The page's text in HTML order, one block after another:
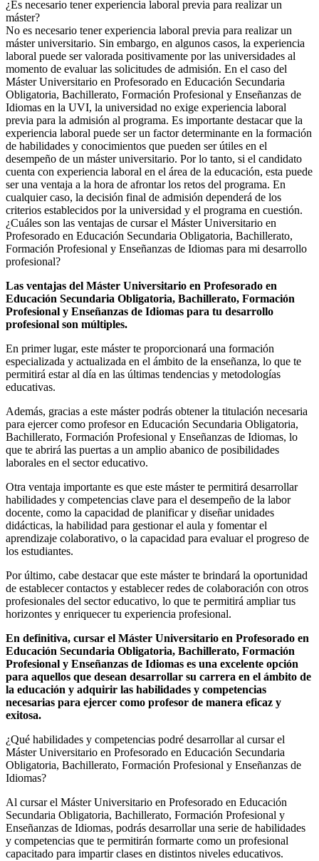
¿Es necesario tener experiencia laboral previa para realizar un
máster?
No es necesario tener experiencia laboral previa para realizar un
máster universitario. Sin embargo, en algunos casos, la experiencia
laboral puede ser valorada positivamente por las universidades al
momento de evaluar las solicitudes de admisión. En el caso del
Máster Universitario en Profesorado en Educación Secundaria
Obligatoria, Bachillerato, Formación Profesional y Enseñanzas de
Idiomas en la UVI, la universidad no exige experiencia laboral
previa para la admisión al programa. Es importante destacar que la
experiencia laboral puede ser un factor determinante en la formación
de habilidades y conocimientos que pueden ser útiles en el
desempeño de un máster universitario. Por lo tanto, si el candidato
cuenta con experiencia laboral en el área de la educación, esta puede
ser una ventaja a la hora de afrontar los retos del programa. En
cualquier caso, la decisión final de admisión dependerá de los
criterios establecidos por la universidad y el programa en cuestión.
¿Cuáles son las ventajas de cursar el Máster Universitario en
Profesorado en Educación Secundaria Obligatoria, Bachillerato,
Formación Profesional y Enseñanzas de Idiomas para mi desarrollo
profesional?
Las ventajas del Máster Universitario en Profesorado en
Educación Secundaria Obligatoria, Bachillerato, Formación
Profesional y Enseñanzas de Idiomas para tu desarrollo
profesional son múltiples.
En primer lugar, este máster te proporcionará una formación
especializada y actualizada en el ámbito de la enseñanza, lo que te
permitirá estar al día en las últimas tendencias y metodologías
educativas.
Además, gracias a este máster podrás obtener la titulación necesaria
para ejercer como profesor en Educación Secundaria Obligatoria,
Bachillerato, Formación Profesional y Enseñanzas de Idiomas, lo
que te abrirá las puertas a un amplio abanico de posibilidades
laborales en el sector educativo.
Otra ventaja importante es que este máster te permitirá desarrollar
habilidades y competencias clave para el desempeño de la labor
docente, como la capacidad de planificar y diseñar unidades
didácticas, la habilidad para gestionar el aula y fomentar el
aprendizaje colaborativo, o la capacidad para evaluar el progreso de
los estudiantes.
Por último, cabe destacar que este máster te brindará la oportunidad
de establecer contactos y establecer redes de colaboración con otros
profesionales del sector educativo, lo que te permitirá ampliar tus
horizontes y enriquecer tu experiencia profesional.
En definitiva, cursar el Máster Universitario en Profesorado en
Educación Secundaria Obligatoria, Bachillerato, Formación
Profesional y Enseñanzas de Idiomas es una excelente opción
para aquellos que desean desarrollar su carrera en el ámbito de
la educación y adquirir las habilidades y competencias
necesarias para ejercer como profesor de manera eficaz y
exitosa.
¿Qué habilidades y competencias podré desarrollar al cursar el
Máster Universitario en Profesorado en Educación Secundaria
Obligatoria, Bachillerato, Formación Profesional y Enseñanzas de
Idiomas?
Al cursar el Máster Universitario en Profesorado en Educación
Secundaria Obligatoria, Bachillerato, Formación Profesional y
Enseñanzas de Idiomas, podrás desarrollar una serie de habilidades
y competencias que te permitirán formarte como un profesional
capacitado para impartir clases en distintos niveles educativos.